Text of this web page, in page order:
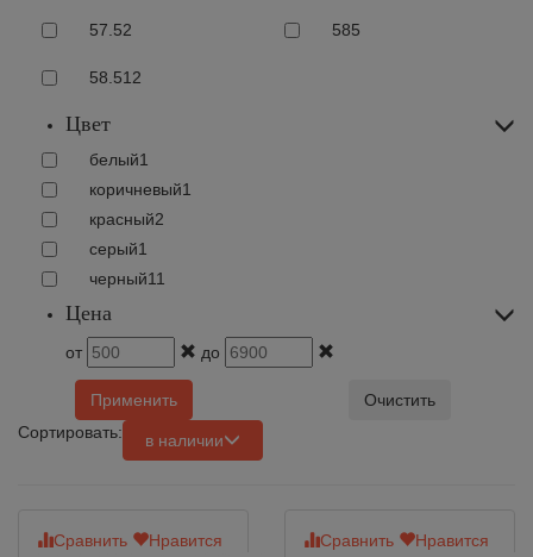
57.52 585
58.512
Цвет
белый1
коричневый1
красный2
серый1
черный11
Цена
от до
Применить
Очистить
Сортировать:
в наличии
Сравнить Нравится Сравнить Нравится